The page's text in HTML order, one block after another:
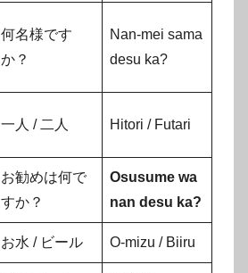
何名様です
か？
Nan-mei sama
desu ka?
一人 / 二人 Hitori / Futari
お勧めは何で
すか？
Osusume wa
nan desu ka?
お水 / ビール O-mizu / Biiru